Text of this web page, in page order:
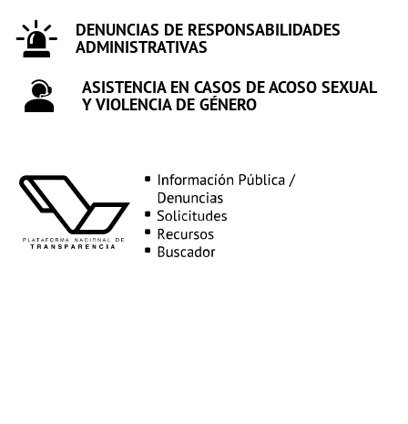
DENUNCIAS DE RESPONSABILIDADES
ADMINISTRATIVAS
ASISTENCIA EN CASOS DE ACOSO SEXUAL
Y VIOLENCIA DE GÉNERO